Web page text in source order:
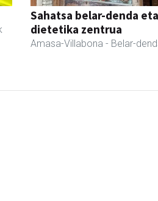
Sahatsa belar-denda eta
dietetika zentrua
Amasa-Villabona - Belar-